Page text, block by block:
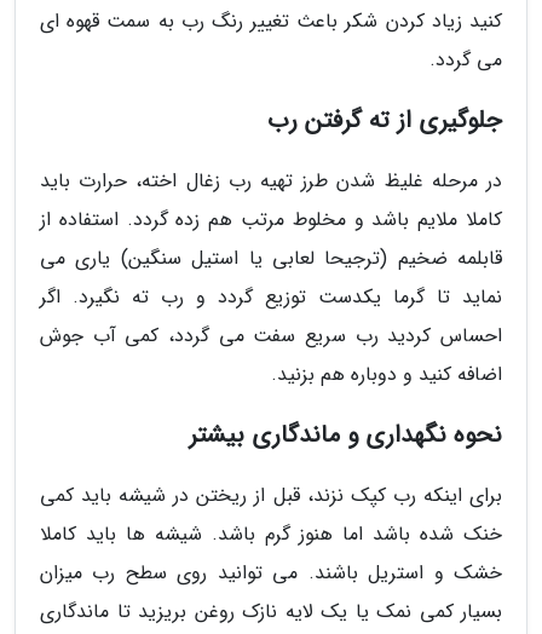
کنید زیاد کردن شکر باعث تغییر رنگ رب به سمت قهوه ای
می گردد.
جلوگیری از ته گرفتن رب
در مرحله غلیظ شدن طرز تهیه رب زغال اخته، حرارت باید
کاملا ملایم باشد و مخلوط مرتب هم زده گردد. استفاده از
قابلمه ضخیم (ترجیحا لعابی یا استیل سنگین) یاری می
نماید تا گرما یکدست توزیع گردد و رب ته نگیرد. اگر
احساس کردید رب سریع سفت می گردد، کمی آب جوش
اضافه کنید و دوباره هم بزنید.
نحوه نگهداری و ماندگاری بیشتر
برای اینکه رب کپک نزند، قبل از ریختن در شیشه باید کمی
خنک شده باشد اما هنوز گرم باشد. شیشه ها باید کاملا
خشک و استریل باشند. می توانید روی سطح رب میزان
بسیار کمی نمک یا یک لایه نازک روغن بریزید تا ماندگاری